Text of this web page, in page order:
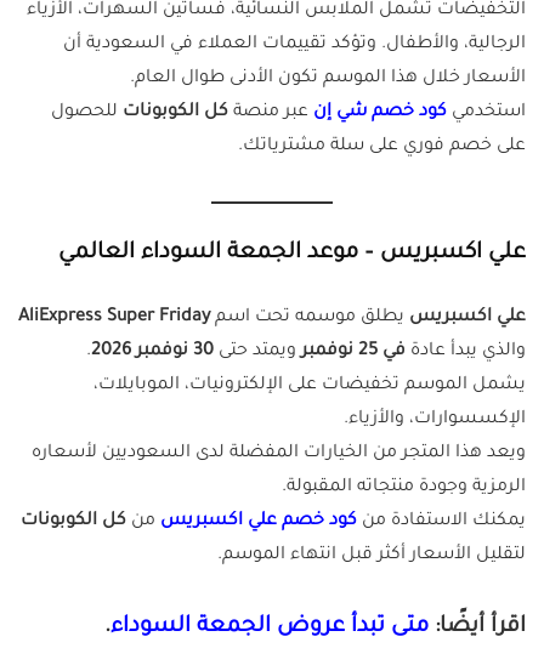
التخفيضات تشمل الملابس النسائية، فساتين السهرات، الأزياء
الرجالية، والأطفال. وتؤكد تقييمات العملاء في السعودية أن
الأسعار خلال هذا الموسم تكون الأدنى طوال العام.
استخدمي كود خصم شي إن عبر منصة كل الكوبونات للحصول
على خصم فوري على سلة مشترياتك.
علي اكسبريس – موعد الجمعة السوداء العالمي
علي اكسبريس يطلق موسمه تحت اسمAliExpress Super Friday
والذي يبدأ عادة في 25 نوفمبر ويمتد حتى 30 نوفمبر 2026
.
يشمل الموسم تخفيضات على الإلكترونيات، الموبايلات،
الإكسسوارات، والأزياء.
ويعد هذا المتجر من الخيارات المفضلة لدى السعوديين لأسعاره
الرمزية وجودة منتجاته المقبولة.
يمكنك الاستفادة من كود خصم علي اكسبريس من كل الكوبونات
لتقليل الأسعار أكثر قبل انتهاء الموسم.
اقرأ أيضًا: متى تبدأ عروض الجمعة السوداء.